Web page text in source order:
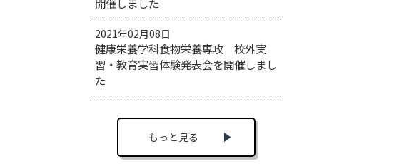
2021年02月08日
健康栄養学科食物栄養専攻 校外実
習・教育実習体験発表会を開催しまし
た
もっと見る